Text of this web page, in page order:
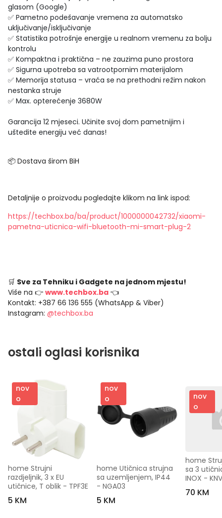
glasom (Google)
✅ Pametno podešavanje vremena za automatsko
uključivanje/isključivanje
✅ Statistika potrošnje energije u realnom vremenu za bolju
kontrolu
✅ Kompaktna i praktična – ne zauzima puno prostora
✅ Sigurna upotreba sa vatrootpornim materijalom
✅ Memorija statusa – vraća se na prethodni režim nakon
nestanka struje
✅ Max. opterećenje 3680W
Garancija 12 mjeseci. Učinite svoj dom pametnijim i
uštedite energiju već danas!
📦 Dostava širom BiH
Detaljnije o proizvodu pogledajte klikom na link ispod:
https://techbox.ba/ba/product/1000000042732/xiaomi-
pametna-uticnica-wifi-bluetooth-mi-smart-plug-2
🛒 Sve za Tehniku i Gadgete na jednom mjestu!
Više na 👉 www.techbox.ba 👈
Kontakt: +387 66 136 555 (WhatsApp & Viber)
Instagram: @techbox.ba
ostali oglasi korisnika
nov
o
home Strujni
razdjeljnik, 3 x EU
utičnice, T oblik - TPF3E
5 KM
nov
o
home Utičnica strujna
sa uzemljenjem, IP44
- NGA03
5 KM
nov
o
home
sa 3
INOX -
70 KM